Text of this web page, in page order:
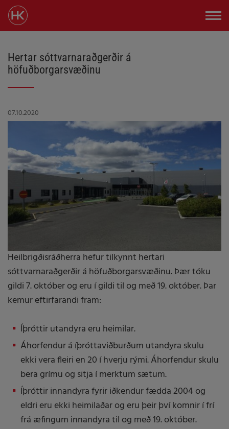
Hertar sóttvarnaraðgerðir á
höfuðborgarsvæðinu
07.10.2020
Heilbrigðisráðherra hefur tilkynnt hertari
sóttvarnaraðgerðir á höfuðborgarsvæðinu. Þær tóku
gildi 7. október og eru í gildi til og með 19. október. Þar
kemur eftirfarandi fram:
Íþrótt­ir ut­an­dyra eru heim­il­ar.
Áhorf­end­ur á íþróttaviðburðum ut­an­dyra skulu
ekki vera fleiri en 20 í hverju rými. Áhorf­end­ur skulu
bera grímu og sitja í merkt­um sætum.
Íþróttir innandyra fyrir iðkendur fædda 2004 og
eldri eru ekki heimilaðar og eru þeir því komnir í frí
frá æfingum innandyra til og með 19. október.